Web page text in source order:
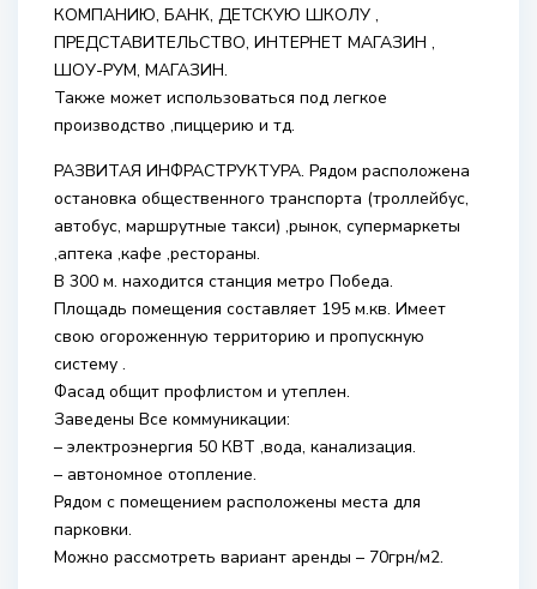
КОМПАНИЮ, БАНК, ДЕТСКУЮ ШКОЛУ ,
ПРЕДСТАВИТЕЛЬСТВО, ИНТЕРНЕТ МАГАЗИН ,
ШОУ-РУМ, МАГАЗИН.
Также может использоваться под легкое
производство ,пиццерию и тд.
РАЗВИТАЯ ИНФРАСТРУКТУРА. Рядом расположена
остановка общественного транспорта (троллейбус,
автобус, маршрутные такси) ,рынок, супермаркеты
,аптека ,кафе ,рестораны.
В 300 м. находится станция метро Победа.
Площадь помещения составляет 195 м.кв. Имеет
свою огороженную территорию и пропускную
систему .
Фасад общит профлистом и утеплен.
Заведены Все коммуникации:
– электроэнергия 50 КВТ ,вода, канализация.
– автономное отопление.
Рядом с помещением расположены места для
парковки.
Можно рассмотреть вариант аренды – 70грн/м2.